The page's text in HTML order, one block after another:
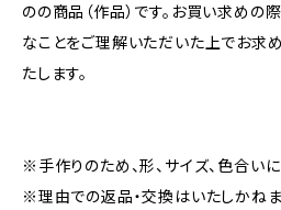
のの商品（作品）です。お買い求めの
なことをご理解いただいた上でお求
たします。
※手作りのため、形、サイズ、色合い
※理由での返品・交換はいたしかねま